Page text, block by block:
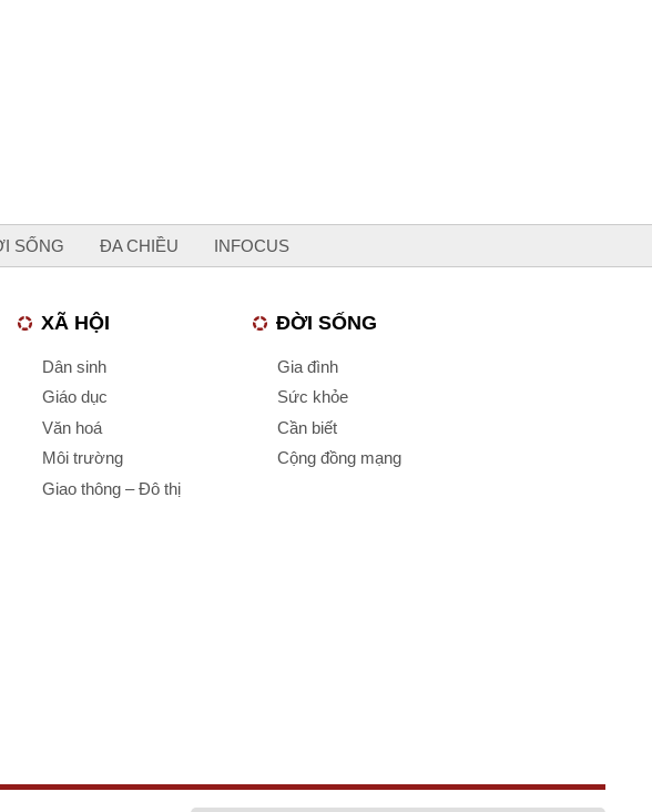
SỐNG ĐA CHIỀU INFOCUS
XÃ HỘI
Dân sinh
Giáo dục
Văn hoá
Môi trường
Giao thông – Đô thị
ĐỜI SỐNG
Gia đình
Sức khỏe
Cần biết
Cộng đồng mạng